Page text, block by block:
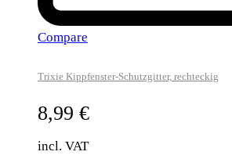
Compare
Trixie Kippfenster-Schutzgitter, rechteckig
8,99 €
incl. VAT